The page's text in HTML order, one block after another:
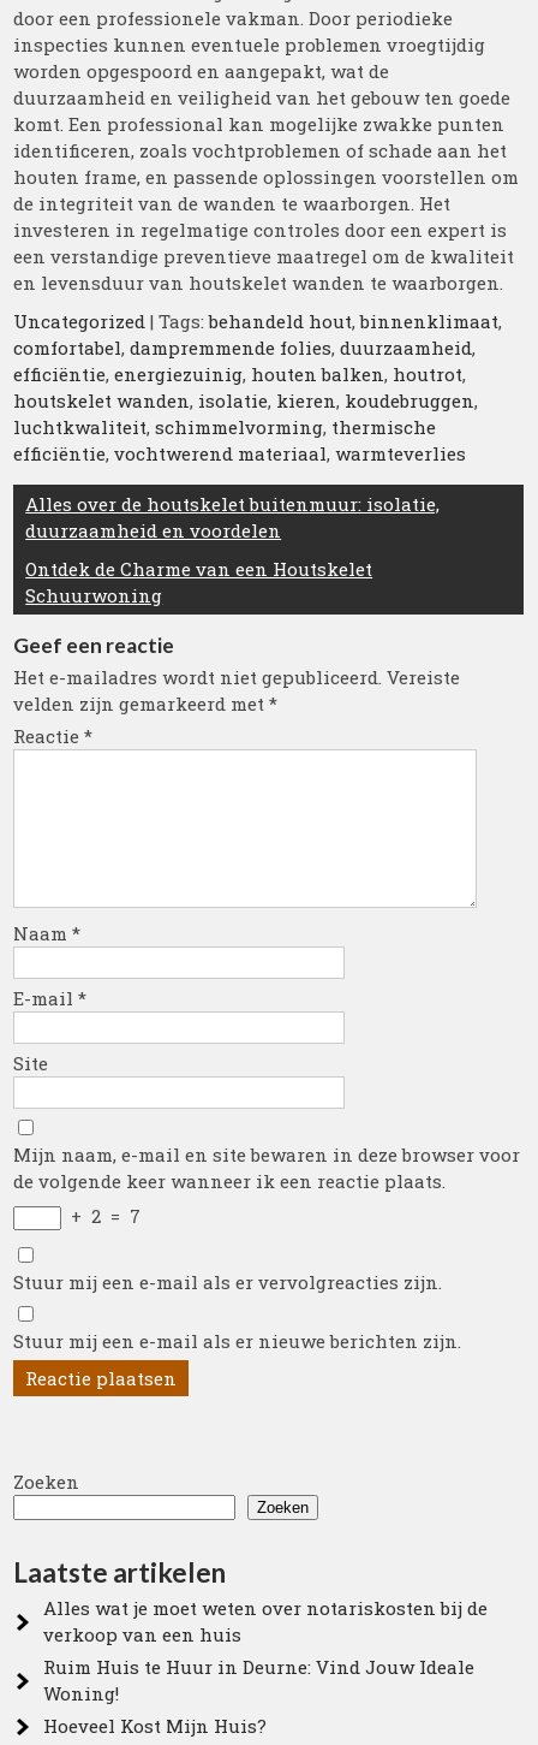
door een professionele vakman. Door periodieke
inspecties kunnen eventuele problemen vroegtijdig
worden opgespoord en aangepakt, wat de
duurzaamheid en veiligheid van het gebouw ten goede
komt. Een professional kan mogelijke zwakke punten
identificeren, zoals vochtproblemen of schade aan het
houten frame, en passende oplossingen voorstellen om
de integriteit van de wanden te waarborgen. Het
investeren in regelmatige controles door een expert is
een verstandige preventieve maatregel om de kwaliteit
en levensduur van houtskelet wanden te waarborgen.
Uncategorized | Tags:behandeld hout,binnenklimaat,
comfortabel,dampremmende folies,duurzaamheid,
efficiëntie,energiezuinig, houten balken, houtrot,
houtskelet wanden, isolatie, kieren, koudebruggen,
luchtkwaliteit,schimmelvorming, thermische
efficiëntie,vochtwerend materiaal,warmteverlies
Berichtnavigatie
Alles over de houtskelet buitenmuur: isolatie,
duurzaamheid en voordelen
Ontdek de Charme van een Houtskelet
Schuurwoning
Geef een reactie
Het e-mailadres wordt niet gepubliceerd. Vereiste
velden zijn gemarkeerd met*
Reactie*
Naam*
E-mail*
Site
Mijn naam, e-mail en site bewaren in deze browser voor
de volgende keer wanneer ik een reactie plaats.
+ 2 = 7
Stuur mij een e-mail als er vervolgreacties zijn.
Stuur mij een e-mail als er nieuwe berichten zijn.
Zoeken
Zoeken
Laatste artikelen
Alles wat je moet weten over notariskosten bij de
verkoop van een huis
Ruim Huis te Huur in Deurne: Vind Jouw Ideale
Woning!
Hoeveel Kost Mijn Huis?